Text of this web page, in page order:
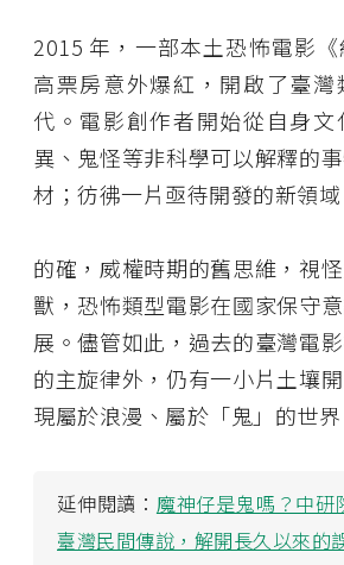
2015 年，一部本土恐怖電影
高票房意外爆紅，開啟了臺
代。電影創作者開始從自身
異、鬼怪等非科學可以解釋的
材；彷彿一片亟待開發的新領域
的確，威權時期的舊思維，視
獸，恐怖類型電影在國家保守
展。儘管如此，過去的臺灣電影
的主旋律外，仍有一小片土壤
現屬於浪漫、屬於「鬼」的世界
延伸閱讀： 魔神仔是鬼嗎？中研
臺灣民間傳說，解開長久以來的